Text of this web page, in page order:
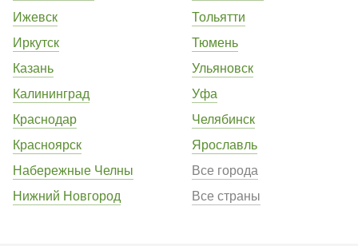
Ижевск
Иркутск
Казань
Калининград
Краснодар
Красноярск
Набережные Челны
Нижний Новгород
Тольятти
Тюмень
Ульяновск
Уфа
Челябинск
Ярославль
Все города
Все страны